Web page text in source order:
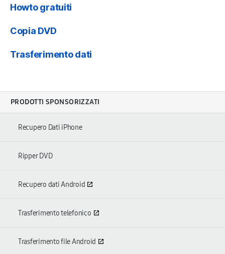
Howto gratuiti
Copia DVD
Trasferimento dati
PRODOTTI SPONSORIZZATI
Recupero Dati iPhone
Ripper DVD
Recupero dati Android
Trasferimento telefonico
Trasferimento file Android